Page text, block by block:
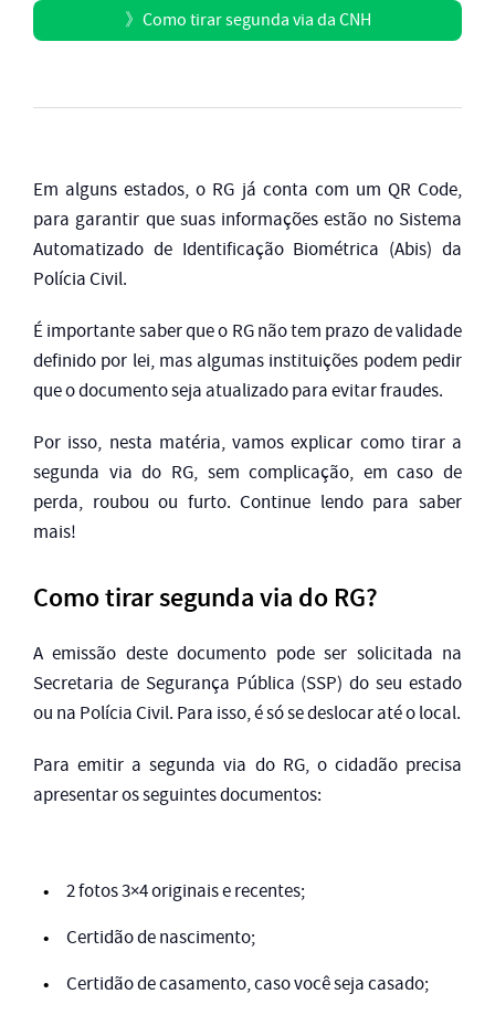
》 Como tirar segunda via da CNH
Em alguns estados, o RG já conta com um QR Code,
para garantir que suas informações estão no Sistema
Automatizado de Identificação Biométrica (Abis) da
Polícia Civil.
É importante saber que o RG não tem prazo de validade
definido por lei, mas algumas instituições podem pedir
que o documento seja atualizado para evitar fraudes.
Por isso, nesta matéria, vamos explicar como tirar a
segunda via do RG, sem complicação, em caso de
perda, roubou ou furto. Continue lendo para saber
mais!
Como tirar segunda via do RG?
A emissão deste documento pode ser solicitada na
Secretaria de Segurança Pública (SSP) do seu estado
ou na Polícia Civil. Para isso, é só se deslocar até o local.
Para emitir a segunda via do RG, o cidadão precisa
apresentar os seguintes documentos:
2 fotos 3×4 originais e recentes;
Certidão de nascimento;
Certidão de casamento, caso você seja casado;